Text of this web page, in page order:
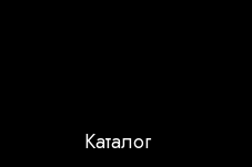
Каталог